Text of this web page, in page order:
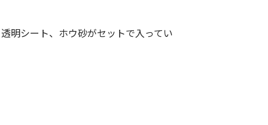
明シート、ホウ砂がセットで入ってい